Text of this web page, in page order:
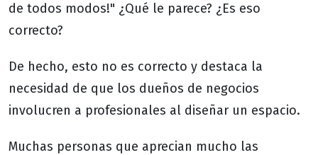
de todos modos!" ¿Qué le parece? ¿Es eso
correcto?
De hecho, esto no es correcto y destaca la
necesidad de que los dueños de negocios
involucren a profesionales al diseñar un espacio.
Muchas personas que aprecian mucho las